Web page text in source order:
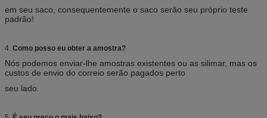
em seu saco, consequentemente o saco serão seu próprio teste
padrão!
4. Como posso eu obter a amostra?
Nós podemos enviar-lhe amostras existentes ou as silimar, mas os
custos de envio do correio serão pagados perto
seu lado.